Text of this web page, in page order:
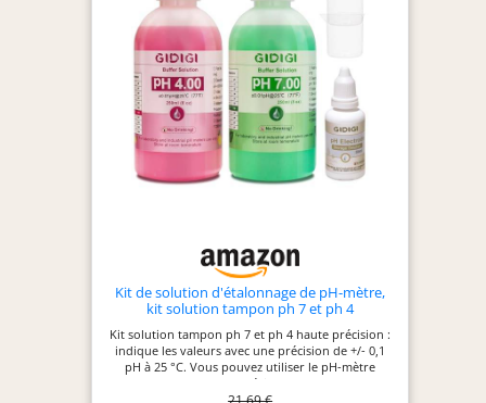
augmentez la durée de vie et la précision du test
Grande capacité : chaque flacon de solution de
nettoyage contient 250 ml, adapté à une utilisation
à long terme avec tous les pH-mètres, et idéal
pour les laboratoires pharmaceutiques,
universitaires, de recherche et industriels.
Kit de solution d'étalonnage de pH-mètre,
kit solution tampon ph 7 et ph 4
Kit solution tampon ph 7 et ph 4 haute précision :
indique les valeurs avec une précision de +/- 0,1
pH à 25 °C. Vous pouvez utiliser le pH-mètre
GIDIGI pendant une période plus longue et
obtenir une solution d'étalonnage de tampon de